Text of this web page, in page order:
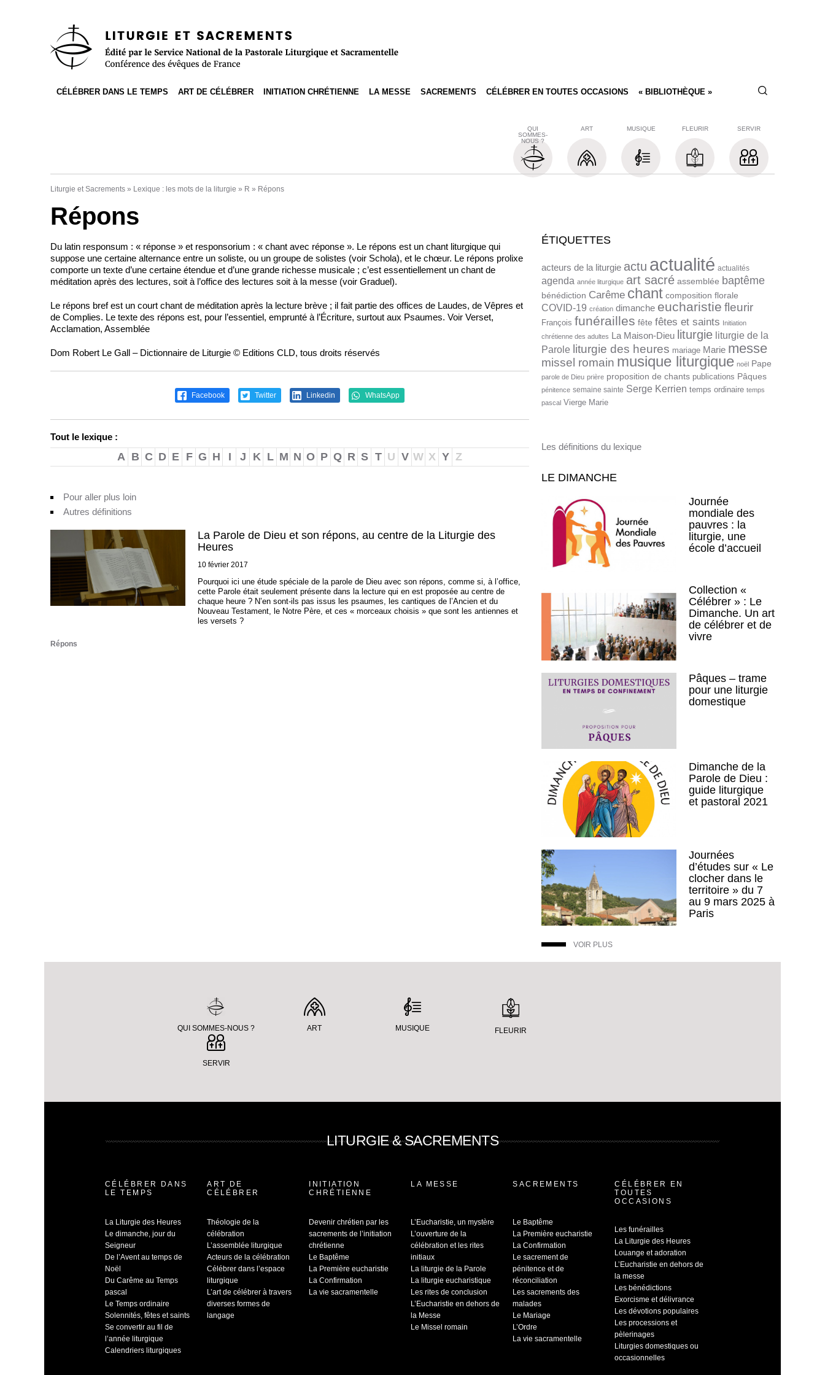
Accès direct à la recherche
CÉLÉBRER DANS LE TEMPS ART DE CÉLÉBRER INITIATION CHRÉTIENNE LA MESSE SACREMENTS CÉLÉBRER EN TOUTES OCCASIONS « BIBLIOTHÈQUE »
QUI
SOMMES-
NOUS ?
ART MUSIQUE FLEURIR SERVIR
Liturgie et Sacrements » Lexique : les mots de la liturgie » R » Répons
Répons
Du latin responsum : « réponse » et responsorium : « chant avec réponse ». Le répons est un chant liturgique qui
suppose une certaine alternance entre un soliste, ou un groupe de solistes (voir Schola), et le chœur. Le répons prolixe
comporte un texte d’une certaine étendue et d’une grande richesse musicale ; c’est essentiellement un chant de
méditation après des lectures, soit à l’office des lectures soit à la messe (voir Graduel).
Le répons bref est un court chant de méditation après la lecture brève ; il fait partie des offices de Laudes, de Vêpres et
de Complies. Le texte des répons est, pour l’essentiel, emprunté à l’Écriture, surtout aux Psaumes. Voir Verset,
Acclamation, Assemblée
Dom Robert Le Gall – Dictionnaire de Liturgie © Editions CLD, tous droits réservés
Facebook Twitter Linkedin WhatsApp
Tout le lexique :
A B C D E F G H I J K L M N O P Q R S T U V W X Y Z
Pour aller plus loin
Autres définitions
La Parole de Dieu et son répons, au centre de la Liturgie des
Heures
10 février 2017
Pourquoi ici une étude spéciale de la parole de Dieu avec son répons, comme si, à l’office,
cette Parole était seulement présente dans la lecture qui en est proposée au centre de
chaque heure ? N’en sont-ils pas issus les psaumes, les cantiques de l’Ancien et du
Nouveau Testament, le Notre Père, et ces « morceaux choisis » que sont les antiennes et
les versets ?
Répons
ÉTIQUETTES
acteurs de la liturgie actu actualité actualités
agenda année liturgique art sacré assemblée baptême
bénédiction Carême chant composition florale
COVID-19 création dimanche eucharistie fleurir
François funérailles fête fêtes et saints Initiation
chrétienne des adultes La Maison-Dieu liturgie liturgie de la
Parole liturgie des heures mariage Marie messe
missel romain musique liturgique noël Pape
parole de Dieu prière proposition de chants publications Pâques
pénitence semaine sainte Serge Kerrien temps ordinaire temps
pascal Vierge Marie
Les définitions du lexique
LE DIMANCHE
Journée
mondiale des
pauvres : la
liturgie, une
école d’accueil
Collection «
Célébrer » : Le
Dimanche. Un art
de célébrer et de
vivre
Pâques – trame
pour une liturgie
domestique
Dimanche de la
Parole de Dieu :
guide liturgique
et pastoral 2021
Journées
d’études sur « Le
clocher dans le
territoire » du 7
au 9 mars 2025 à
Paris
VOIR PLUS
QUI SOMMES-NOUS ? ART MUSIQUE FLEURIR
SERVIR
LITURGIE & SACREMENTS
CÉLÉBRER DANS
LE TEMPS
La Liturgie des Heures
Le dimanche, jour du
Seigneur
De l’Avent au temps de
Noël
Du Carême au Temps
pascal
Le Temps ordinaire
Solennités, fêtes et saints
Se convertir au fil de
l’année liturgique
Calendriers liturgiques
ART DE
CÉLÉBRER
Théologie de la
célébration
L’assemblée liturgique
Acteurs de la célébration
Célébrer dans l’espace
liturgique
L’art de célébrer à travers
diverses formes de
langage
INITIATION
CHRÉTIENNE
Devenir chrétien par les
sacrements de l’initiation
chrétienne
Le Baptême
La Première eucharistie
La Confirmation
La vie sacramentelle
LA MESSE
L’Eucharistie, un mystère
L’ouverture de la
célébration et les rites
initiaux
La liturgie de la Parole
La liturgie eucharistique
Les rites de conclusion
L’Eucharistie en dehors de
la Messe
Le Missel romain
SACREMENTS
Le Baptême
La Première eucharistie
La Confirmation
Le sacrement de
pénitence et de
réconciliation
Les sacrements des
malades
Le Mariage
L’Ordre
La vie sacramentelle
CÉLÉBRER EN
TOUTES
OCCASIONS
Les funérailles
La Liturgie des Heures
Louange et adoration
L’Eucharistie en dehors de
la messe
Les bénédictions
Exorcisme et délivrance
Les dévotions populaires
Les processions et
pèlerinages
Liturgies domestiques ou
occasionnelles